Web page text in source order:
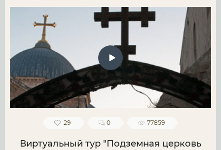
29 0 77859
Виртуальный тур "Подземная церковь